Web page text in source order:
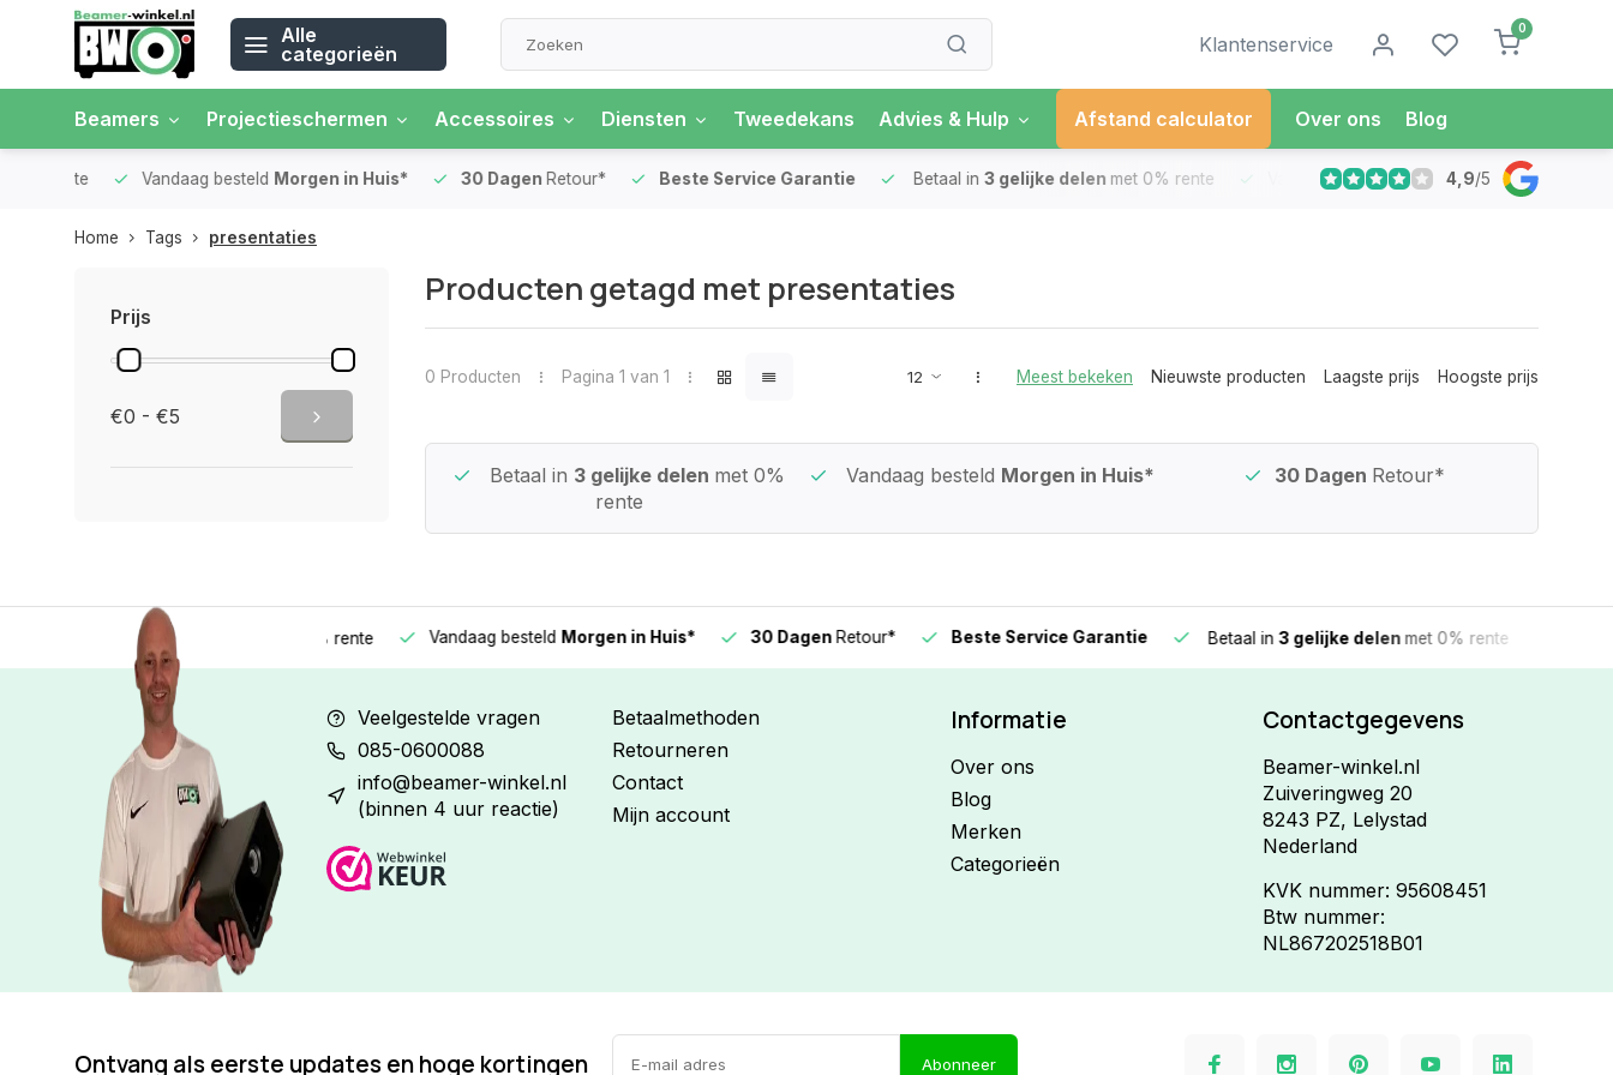
Alle
categorieën
Klantenservice
0
Beamers Projectieschermen Accessoires Diensten Tweedekans Advies & Hulp Afstand calculator Over ons Blog
Vandaag besteldMorgen in Huis* 30 DagenRetour* Beste Service Garantie Betaal in3 gelijke delenmet 0% rente Vandaag besteldMorgen in Huis*
4,9/5
Home Tags presentaties
Prijs
€0 - €5
Producten getagd met presentaties
0 Producten Pagina 1 van 1 Meest bekeken Nieuwste producten Laagste prijs Hoogste prijs
Beste Service Garantie Betaal in 3 gelijke delen met 0%
rente
Vandaag besteld Morgen in Huis* 30 Dagen Retour*
3 gelijke delen Vandaag besteldMorgen in Huis* 30 DagenRetour* Beste Service Garantie Betaal in 3 gelijke delenmet 0% rente Vandaag
Veelgestelde vragen
085-0600088
info@beamer-winkel.nl
(binnen 4 uur reactie)
Betaalmethoden
Retourneren
Contact
Mijn account
Informatie
Over ons
Blog
Merken
Categorieën
Contactgegevens
Beamer-winkel.nl
Zuiveringweg 20
8243 PZ, Lelystad
Nederland
KVK nummer: 95608451
Btw nummer:
NL867202518B01
Ontvang als eerste updates en hoge kortingen Abonneer